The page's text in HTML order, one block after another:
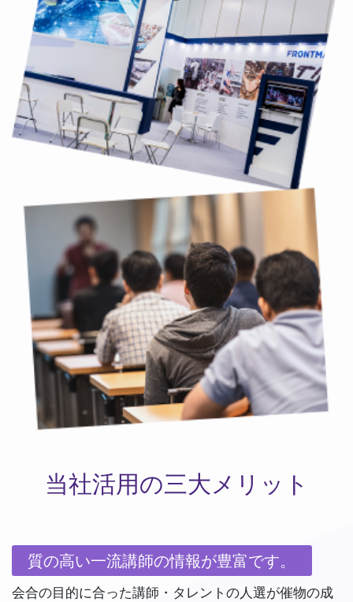
当社活用の三大メリット
質の高い一流講師の情報が豊富です。
会合の目的に合った講師・タレントの人選が催物の成